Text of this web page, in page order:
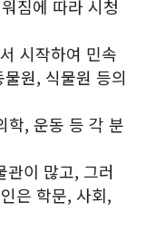
짐에 따라 시청
시작하여 민속
원, 식물원 등의
학, 운동 등 각 분
관이 많고, 그러
은 학문, 사회,